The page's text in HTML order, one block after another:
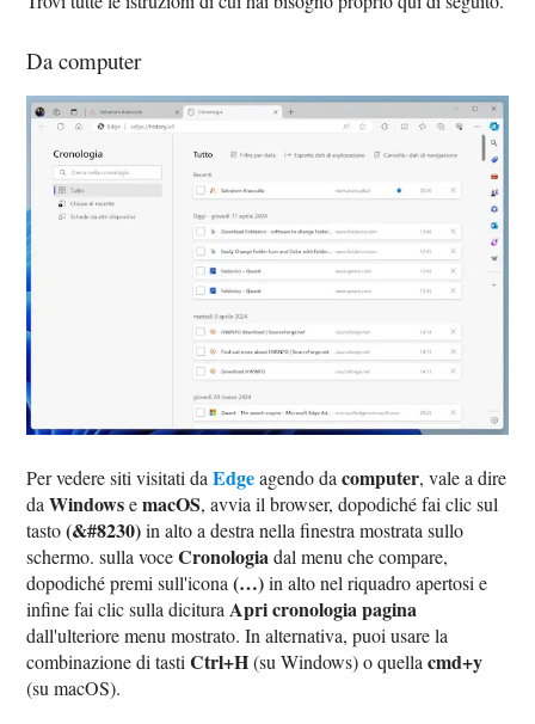
Da computer
Per vedere siti visitati daEdgeagendo dacomputer, vale a dire
daWindowsemacOS, avvia il browser, dopodiché fai clic sul
tasto(&#8230)in alto a destra nella finestra mostrata sullo
schermo. sulla voceCronologiadal menu che compare,
dopodiché premi sull'icona(…)in alto nel riquadro apertosi e
infine fai clic sulla dicitura Apri cronologia pagina
dall'ulteriore menu mostrato. In alternativa, puoi usare la
combinazione di tastiCtrl+H(su Windows) o quellacmd+y
(su macOS).